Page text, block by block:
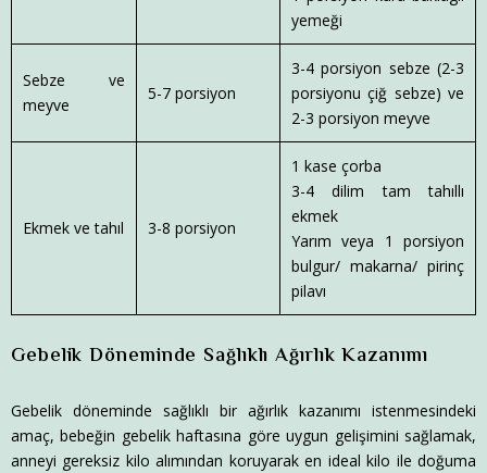
yemeği
Sebze ve
meyve
5-7 porsiyon
3-4 porsiyon sebze (2-3
porsiyonu çiğ sebze) ve
2-3 porsiyon meyve
Ekmek ve tahıl 3-8 porsiyon
1 kase çorba
3-4 dilim tam tahıllı
ekmek
Yarım veya 1 porsiyon
bulgur/ makarna/ pirinç
pilavı
Gebelik Döneminde Sağlıklı Ağırlık Kazanımı
Gebelik döneminde sağlıklı bir ağırlık kazanımı istenmesindeki
amaç, bebeğin gebelik haftasına göre uygun gelişimini sağlamak,
anneyi gereksiz kilo alımından koruyarak en ideal kilo ile doğuma